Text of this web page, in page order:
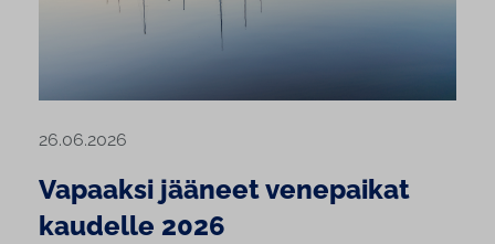
26.06.2026
Vapaaksi jääneet venepaikat
kaudelle 2026